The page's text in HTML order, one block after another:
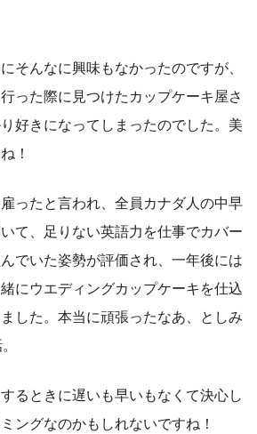
そんなに興味もなかったのですが、
った際に見つけたカップケーキ屋さ
好きになってしまったのでした。美
！
ったと言われ、全員カナダ人の中早
て、足りない英語力を仕事でカバー
でいた姿勢が評価され、一年後には
にウエディングカップケーキを仕込
した。本当に頑張ったなあ、としみ
るときに遅いも早いもなくて決心し
ングなのかもしれないですね！